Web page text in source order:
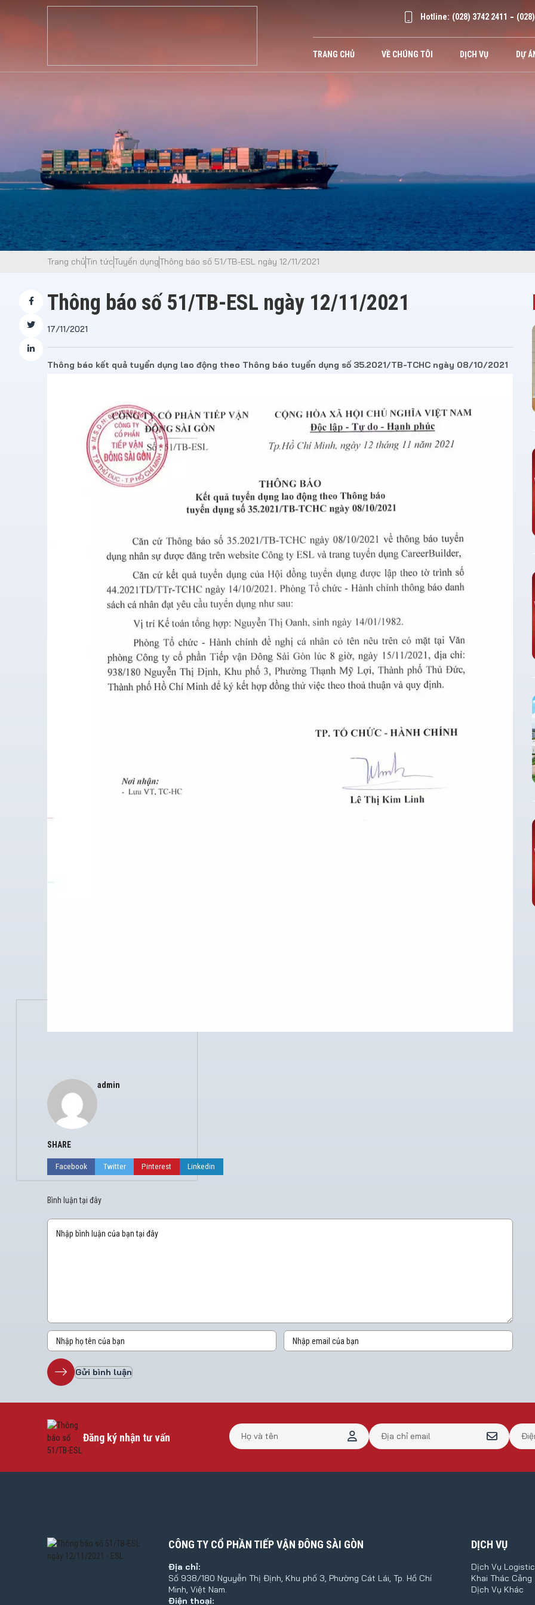
Hotline: (028) 3742 2411
TRANG CHỦ VỀ CHÚNG TÔI DỊCH VỤ DỰ
alt="Thông báo số 51/TB-ESL ngày 12/11/2021 - ESL" />
Trang chủTin tứcTuyển dụngThông báo số 51/TB-ESL ngày 12/11/2021
Thông báo số 51/TB-ESL ngày 12/11/2021
17/11/2021
Thông báo kết quả tuyển dụng lao động theo Thông báo tuyển dụng số 35.2021/TB-TCHC ngày 08/10/2021
admin
SHARE
Facebook Twitter Pinterest Linkedin
Bình luận tại đây
Đăng ký nhận tư vấn
CÔNG TY CỔ PHẦN TIẾP VẬN ĐÔNG SÀI GÒN
Địa chỉ:
Số 938/180 Nguyễn Thị Định, Khu phố 3, Phường Cát Lái, Tp. Hồ Chí
Minh, Việt Nam.
Điện thoại:
DỊCH VỤ
Dịch Vụ
Khai Thác Cảng
Dịch Vụ Khác